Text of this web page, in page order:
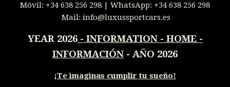
Móvil: +34 638 256 298 | WhatsApp: +34 638 256 298
Mail: info@luxussportcars.es
YEAR 2026- INFORMATION - HOME -
INFORMACIÓN - AÑO 2026
¡Te imaginas cumplir tu sueño!